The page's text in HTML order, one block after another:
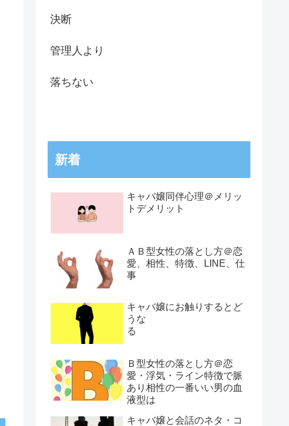
決断
管理人より
落ちない
新着
キャバ嬢同伴心理＠メリッ
トデメリット
ＡＢ型女性の落とし方＠恋
愛、相性、特徴、LINE、仕
事
キャバ嬢にお触りするとど
うな
る
Ｂ型女性の落とし方＠恋
愛・浮気・ライン特徴で脈
あり相性の一番いい男の血
液型は
キャバ嬢と会話のネタ・コ